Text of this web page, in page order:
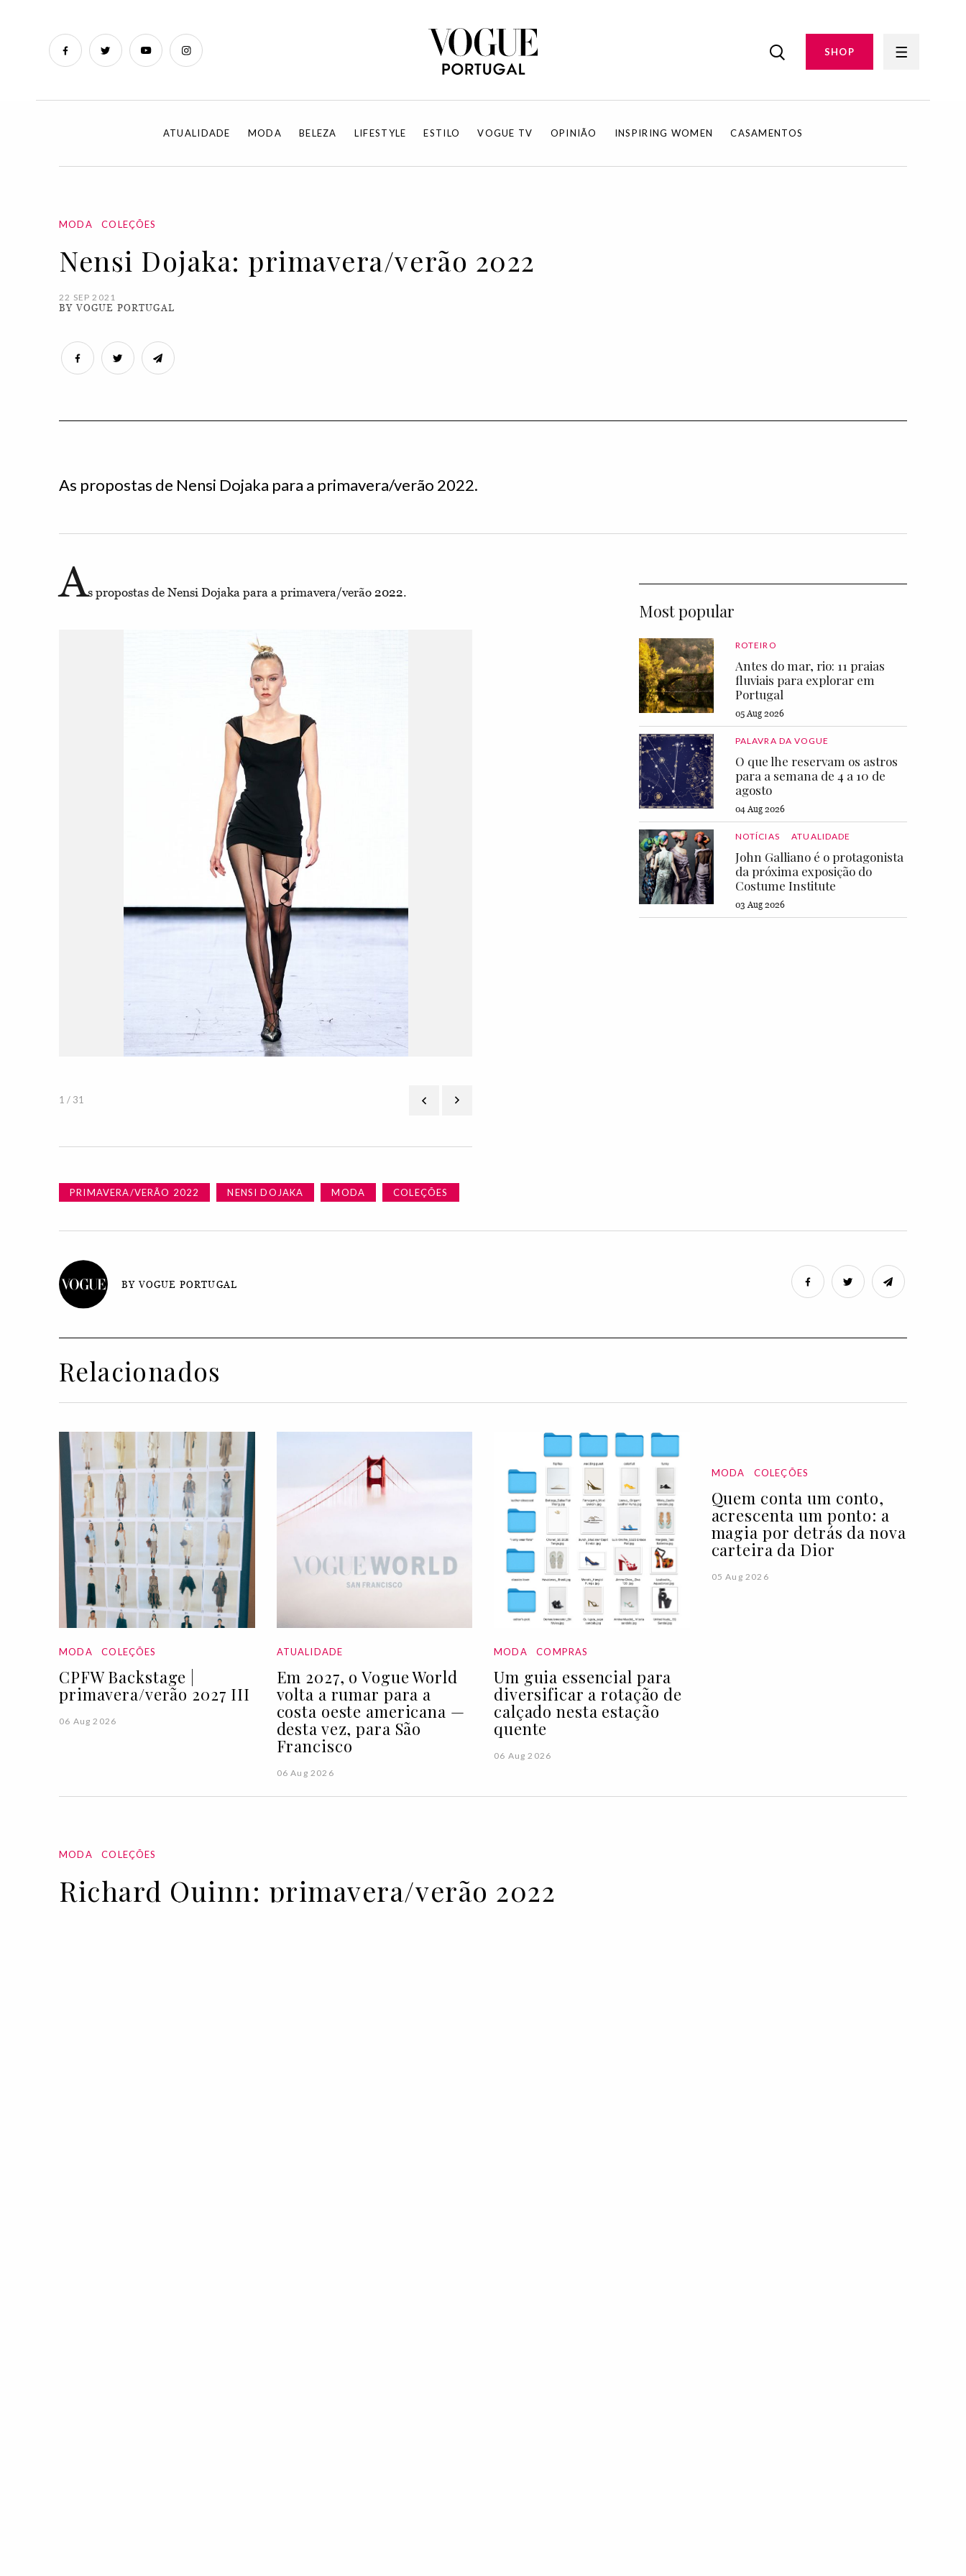
SHOP
ATUALIDADE MODA BELEZA LIFESTYLE ESTILO VOGUE TV OPINIÃO INSPIRING WOMEN CASAMENTOS
MODA COLEÇÕES
Nensi Dojaka: primavera/verão 2022
22 SEP 2021
BY VOGUE PORTUGAL
As propostas de Nensi Dojaka para a primavera/verão 2022.
As propostas de Nensi Dojaka para a primavera/verão 2022.
1 / 31
Most popular
ROTEIRO
Antes do mar, rio: 11 praias
fluviais para explorar em
Portugal
05 Aug 2026
PALAVRA DA VOGUE
O que lhe reservam os astros
para a semana de 4 a 10 de
agosto
04 Aug 2026
NOTÍCIAS ATUALIDADE
John Galliano é o protagonista
da próxima exposição do
Costume Institute
03 Aug 2026
PRIMAVERA/VERÃO 2022 NENSI DOJAKA MODA COLEÇÕES
BY VOGUE PORTUGAL
Relacionados
MODA COLEÇÕES
CPFW Backstage |
primavera/verão 2027 III
06 Aug 2026
ATUALIDADE
Em 2027, o Vogue World
volta a rumar para a
costa oeste americana —
desta vez, para São
Francisco
06 Aug 2026
MODA COMPRAS
Um guia essencial para
diversificar a rotação de
calçado nesta estação
quente
06 Aug 2026
MODA COLEÇÕES
Quem conta um conto,
acrescenta um ponto: a
magia por detrás da nova
carteira da Dior
05 Aug 2026
MODA COLEÇÕES
Richard Quinn: primavera/verão 2022